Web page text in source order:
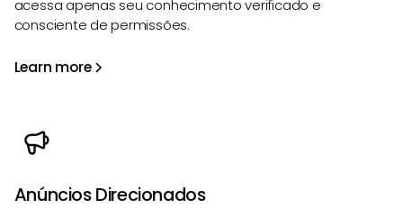
acessa apenas seu conhecimento verificado e
consciente de permissões.
Learn more
Anúncios Direcionados